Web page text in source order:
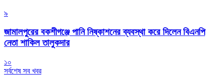
৯
জামালপুরের বকশীগঞ্জে পানি নিষ্কাশনের ব্যবস্থা করে দিলেন বিএনপি
নেতা শাকিল তালুকদার
১০
সর্বশেষ সব খবর